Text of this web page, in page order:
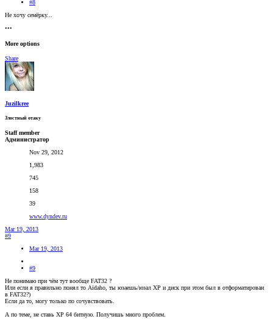
#8
Не хочу семёрку...
•••
More options
Share
Juzilkree
Злостный отаку
Staff member
Администратор
Nov 29, 2012
1,983
745
158
39
www.dyndev.ru
Mar 19, 2013
#9
Mar 19, 2013
#9
Не понимаю при чём тут вообще FAT32 ?
Или если я правильно понял то Aidaho, ты юзаешь/юзал XP и диск при этом был в отформатирован
в FAT32?)
Если да то, могу только по сочувствовать.
А по теме, не ставь XP 64 битную. Получишь много проблем.